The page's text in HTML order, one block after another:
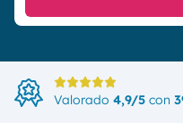
Valorado 4,9/5 con